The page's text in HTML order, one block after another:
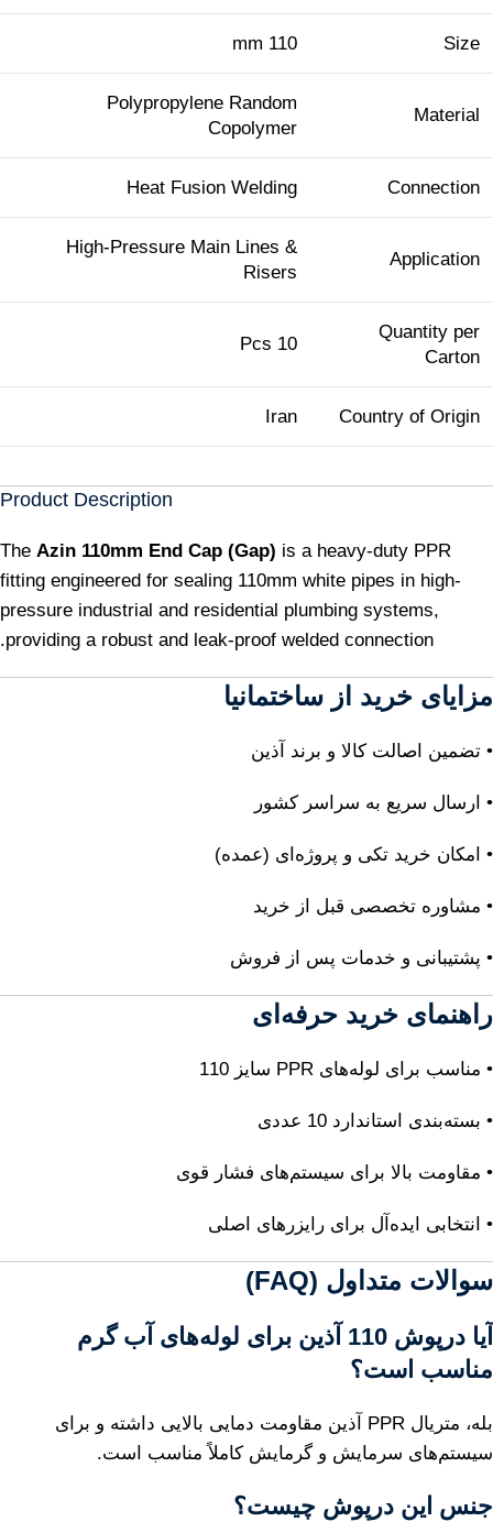
Size
110 mm
Material
Polypropylene Random
Copolymer
Connection
Heat Fusion Welding
Application
High-Pressure Main Lines &
Risers
Quantity per
Carton
10 Pcs
Country of Origin
Iran
Product Description
The Azin 110mm End Cap (Gap) is a heavy-duty PPR
fitting engineered for sealing 110mm white pipes in high-
pressure industrial and residential plumbing systems,
providing a robust and leak-proof welded connection.
مزایای خرید از ساختمانیا
• تضمین اصالت کالا و برند آذین
• ارسال سریع به سراسر کشور
• امکان خرید تکی و پروژه‌ای (عمده)
• مشاوره تخصصی قبل از خرید
• پشتیبانی و خدمات پس از فروش
راهنمای خرید حرفه‌ای
• مناسب برای لوله‌های PPR سایز 110
• بسته‌بندی استاندارد 10 عددی
• مقاومت بالا برای سیستم‌های فشار قوی
• انتخابی ایده‌آل برای رایزرهای اصلی
سوالات متداول (FAQ)
آیا درپوش 110 آذین برای لوله‌های آب گرم
مناسب است؟
بله، متریال PPR آذین مقاومت دمایی بالایی داشته و برای
سیستم‌های سرمایش و گرمایش کاملاً مناسب است.
جنس این درپوش چیست؟